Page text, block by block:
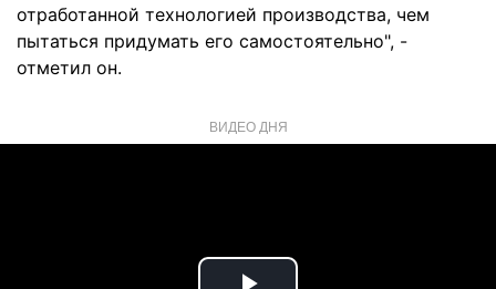
отработанной технологией производства, чем
пытаться придумать его самостоятельно", -
отметил он.
ВИДЕО ДНЯ